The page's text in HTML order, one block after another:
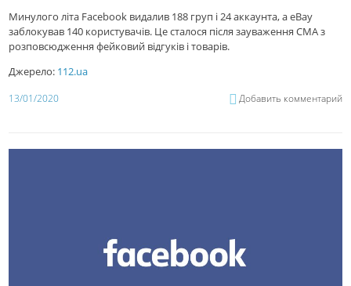
Минулого літа Facebook видалив 188 груп і 24 аккаунта, а eBay
заблокував 140 користувачів. Це сталося після зауваження СМА з
розповсюдження фейковий відгуків і товарів.
Джерело: 112.ua
13/01/2020 Добавить комментарий